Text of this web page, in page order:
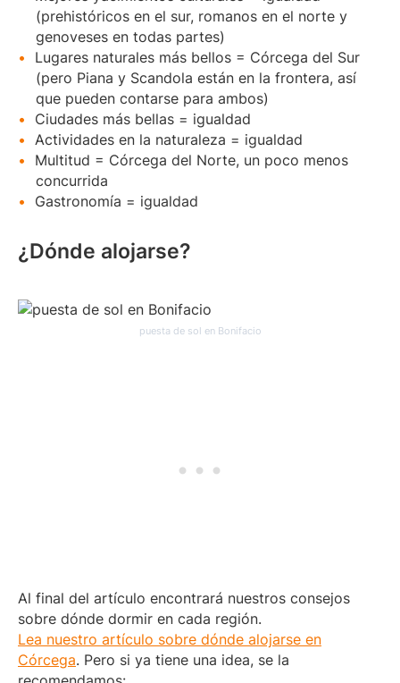
(prehistóricos en el sur, romanos en el norte y
genoveses en todas partes)
Lugares naturales más bellos = Córcega del Sur
(pero Piana y Scandola están en la frontera, así
que pueden contarse para ambos)
Ciudades más bellas = igualdad
Actividades en la naturaleza = igualdad
Multitud = Córcega del Norte, un poco menos
concurrida
Gastronomía = igualdad
¿Dónde alojarse?
puesta de sol en Bonifacio
Al final del artículo encontrará nuestros consejos
sobre dónde dormir en cada región.
Lea nuestro artículo sobre dónde alojarse en
Córcega. Pero si ya tiene una idea, se la